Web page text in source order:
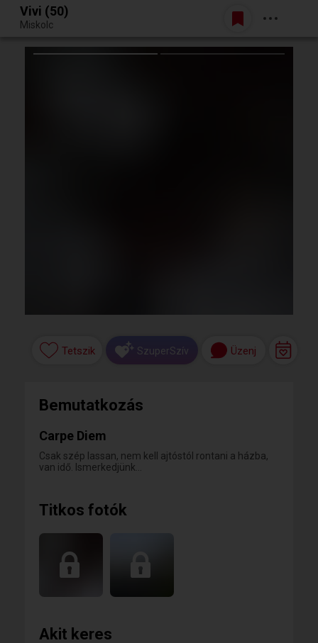
Egy jó randiból bármi lehet.
Belépés
Vivi (50)
Miskolc
Tetszik SzuperSzív Üzenj
Bemutatkozás
Carpe Diem
Csak szép lassan, nem kell ajtóstól rontani a házba,
van idő. Ismerkedjünk...
Titkos fotók
Akit keres